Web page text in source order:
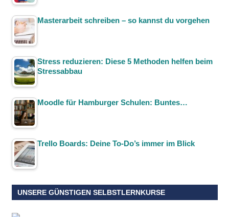
Masterarbeit schreiben – so kannst du vorgehen
Stress reduzieren: Diese 5 Methoden helfen beim
Stressabbau
Moodle für Hamburger Schulen: Buntes…
Trello Boards: Deine To-Do’s immer im Blick
UNSERE GÜNSTIGEN SELBSTLERNKURSE